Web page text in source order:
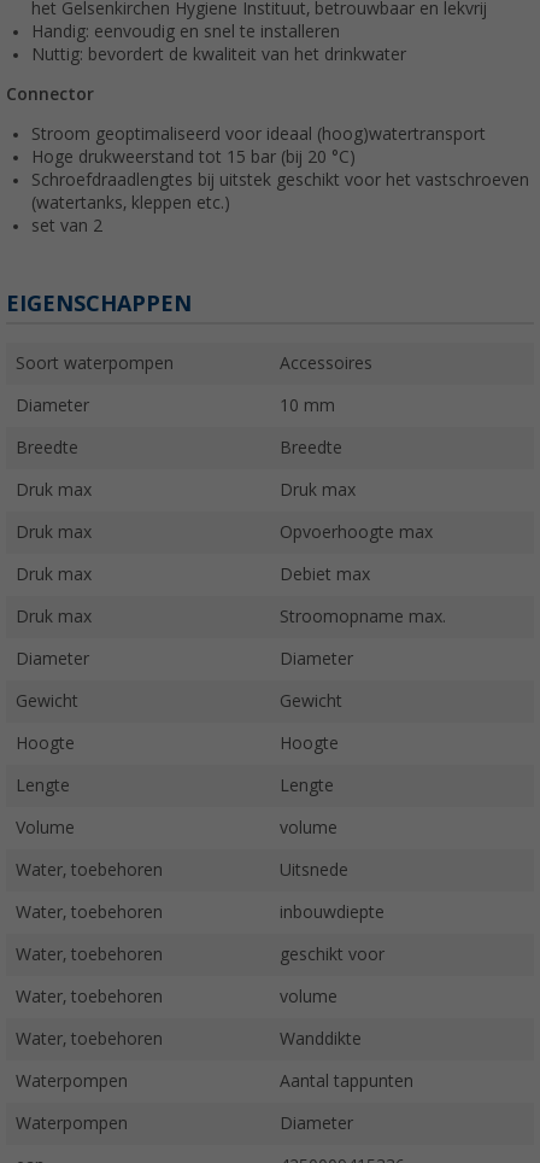
het Gelsenkirchen Hygiene Instituut, betrouwbaar en lekvrij
Handig: eenvoudig en snel te installeren
Nuttig: bevordert de kwaliteit van het drinkwater
Connector
Stroom geoptimaliseerd voor ideaal (hoog)watertransport
Hoge drukweerstand tot 15 bar (bij 20 °C)
Schroefdraadlengtes bij uitstek geschikt voor het vastschroeven
(watertanks, kleppen etc.)
set van 2
EIGENSCHAPPEN
Soort waterpompen Accessoires
Diameter 10 mm
Breedte Breedte
Druk max Druk max
Druk max Opvoerhoogte max
Druk max Debiet max
Druk max Stroomopname max.
Diameter Diameter
Gewicht Gewicht
Hoogte Hoogte
Lengte Lengte
Volume volume
Water, toebehoren Uitsnede
Water, toebehoren inbouwdiepte
Water, toebehoren geschikt voor
Water, toebehoren volume
Water, toebehoren Wanddikte
Waterpompen Aantal tappunten
Waterpompen Diameter